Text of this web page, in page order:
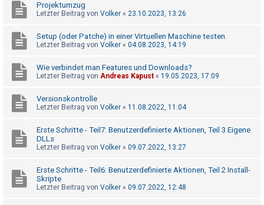
r
i
e
r
e
n
U
n
e
a
Projektumzug
Letzter Beitrag von Volker « 23.10.2023, 13:26
Setup (oder Patche) in einer Virtuellen Maschine testen.
Letzter Beitrag von Volker « 04.08.2023, 14:19
Wie verbindet man Features und Downloads?
Letzter Beitrag von Andreas Kapust « 19.05.2023, 17:09
Versionskontrolle
Letzter Beitrag von Volker « 11.08.2022, 11:04
Erste Schritte - Teil7: Benutzerdefinierte Aktionen, Teil 3 Eigene
DLLs
Letzter Beitrag von Volker « 09.07.2022, 13:27
Erste Schritte - Teil6: Benutzerdefinierte Aktionen, Teil 2 Install-
Skripte
Letzter Beitrag von Volker « 09.07.2022, 12:48